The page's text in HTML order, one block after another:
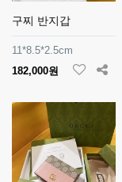
구찌 반지갑
11*8.5*2.5cm
182,000원